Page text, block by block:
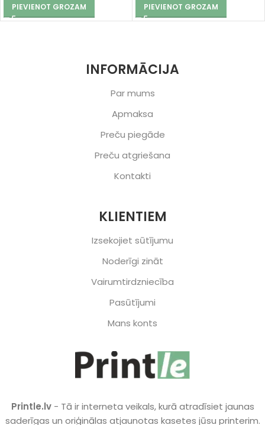
PIEVIENOT GROZAM
PIEVIENOT GROZAM
INFORMĀCIJA
Par mums
Apmaksa
Preču piegāde
Preču atgriešana
Kontakti
KLIENTIEM
Izsekojiet sūtījumu
Noderīgi zināt
Vairumtirdzniecība
Pasūtījumi
Mans konts
Printle.lv - Tā ir interneta veikals, kurā atradīsiet jaunas
saderīgas un oriģinālas atjaunotas kasetes jūsu printerim.